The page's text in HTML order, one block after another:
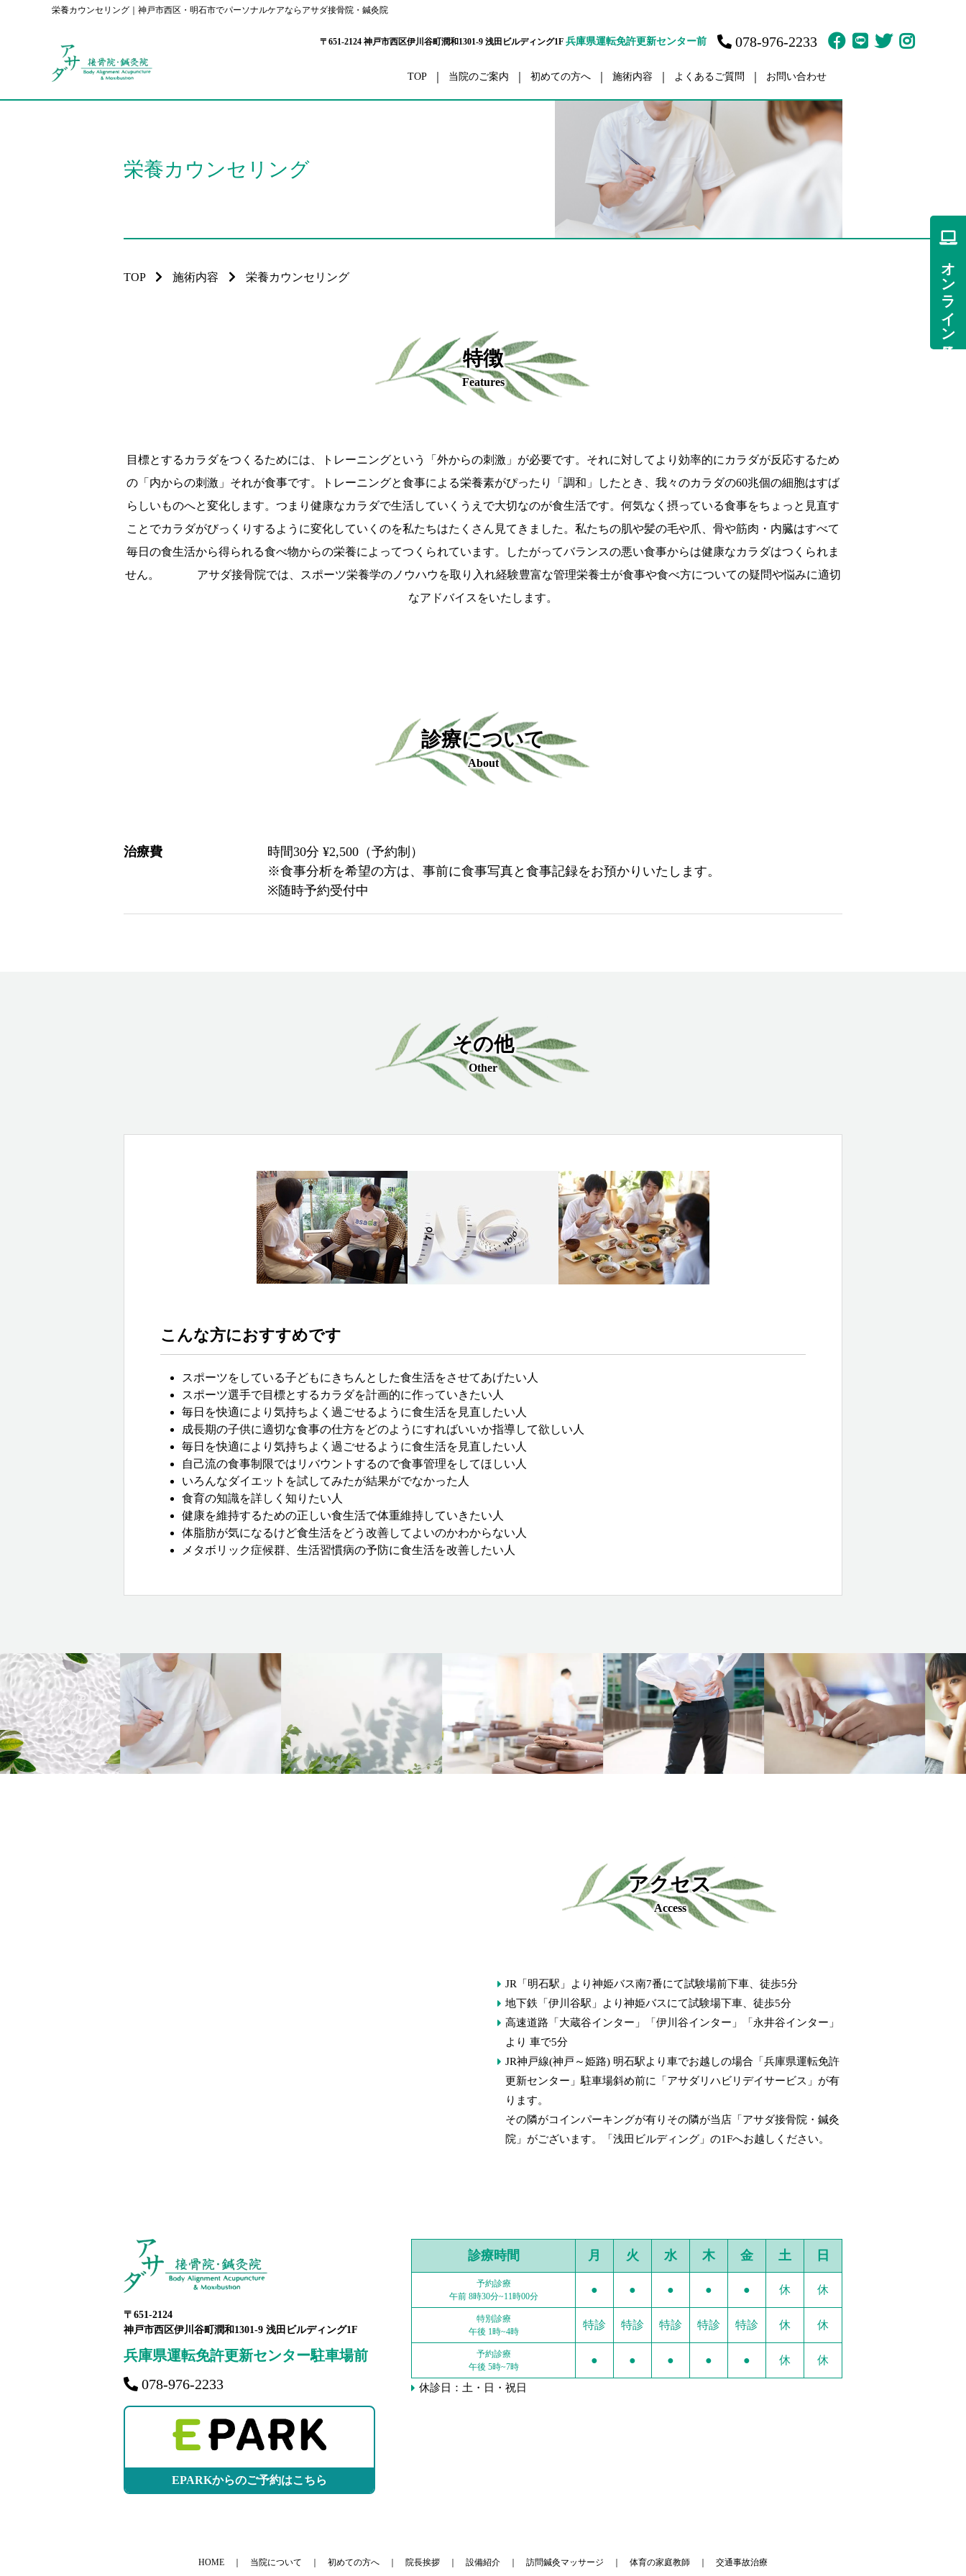
栄養カウンセリング｜神戸市西区・明石市でパーソナルケアならアサダ接骨院・鍼灸院
〒651-2124 神戸市西区伊川谷町潤和1301-9 浅田ビルディング1F 兵庫県運転免許更新センター前 078-976-2233
TOP 当院のご案内 初めての方へ 施術内容
ダイエット
眼精疲労
五十肩・四十肩／肩こり
腰痛
訪問鍼灸マッサージ
よくあるご質問 お問い合わせ
栄養カウンセリング
TOP 施術内容 栄養カウンセリング
特徴
Features
目標とするカラダをつくるためには、トレーニングという「外からの刺激」が必要です。それに対してより効率的にカラダが反応するため
の「内からの刺激」それが食事です。トレーニングと食事による栄養素がぴったり「調和」したとき、我々のカラダの60兆個の細胞はすば
らしいものへと変化します。つまり健康なカラダで生活していくうえで大切なのが食生活です。何気なく摂っている食事をちょっと見直す
ことでカラダがびっくりするように変化していくのを私たちはたくさん見てきました。私たちの肌や髪の毛や爪、骨や筋肉・内臓はすべて
毎日の食生活から得られる食べ物からの栄養によってつくられています。したがってバランスの悪い食事からは健康なカラダはつくられま
せん。 アサダ接骨院では、スポーツ栄養学のノウハウを取り入れ経験豊富な管理栄養士が食事や食べ方についての疑問や悩みに適切
なアドバイスをいたします。
診療について
About
治療費
時間30分 ¥2,500（予約制）
※食事分析を希望の方は、事前に食事写真と食事記録をお預かりいたします。
※随時予約受付中
その他
Other
こんな方におすすめです
スポーツをしている子どもにきちんとした食生活をさせてあげたい人
スポーツ選手で目標とするカラダを計画的に作っていきたい人
毎日を快適により気持ちよく過ごせるように食生活を見直したい人
成長期の子供に適切な食事の仕方をどのようにすればいいか指導して欲しい人
毎日を快適により気持ちよく過ごせるように食生活を見直したい人
自己流の食事制限ではリバウントするので食事管理をしてほしい人
いろんなダイエットを試してみたが結果がでなかった人
食育の知識を詳しく知りたい人
健康を維持するための正しい食生活で体重維持していきたい人
体脂肪が気になるけど食生活をどう改善してよいのかわからない人
メタボリック症候群、生活習慣病の予防に食生活を改善したい人
アクセス
Access
JR「明石駅」より神姫バス南7番にて試験場前下車、徒歩5分
地下鉄「伊川谷駅」より神姫バスにて試験場下車、徒歩5分
高速道路「大蔵谷インター」「伊川谷インター」「永井谷インター」
より 車で5分
JR神戸線(神戸～姫路) 明石駅より車でお越しの場合「兵庫県運転免許
更新センター」駐車場斜め前に「アサダリハビリデイサービス」が有
ります。
その隣がコインパーキングが有りその隣が当店「アサダ接骨院・鍼灸
院」がございます。「浅田ビルディング」の1Fへお越しください。
〒651-2124
神戸市西区伊川谷町潤和1301-9 浅田ビルディング1F
兵庫県運転免許更新センター駐車場前
078-976-2233
EPARKからのご予約はこちら
診療時間 月 火 水 木 金 土 日
予約診療
午前 8時30分~11時00分
● ● ● ● ● 休 休
特別診療
午後 1時~4時
特診 特診 特診 特診 特診 休 休
予約診療
午後 5時~7時
● ● ● ● ● 休 休
休診日：土・日・祝日
HOME 当院について 初めての方へ 院長挨拶 設備紹介 訪問鍼灸マッサージ 体育の家庭教師 交通事故治療
オンライン予約